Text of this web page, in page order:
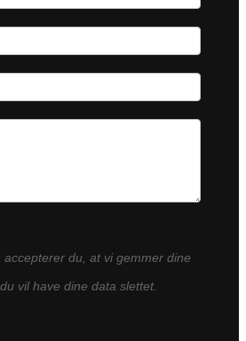
du, at vi gemmer dine
vil have dine data slettet.